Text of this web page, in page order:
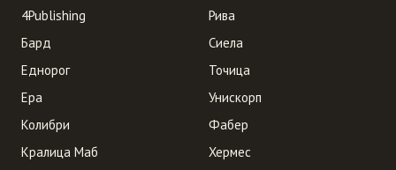
4Publishing
Бард
Еднорог
Ера
Колибри
Кралица Маб
Рива
Сиела
Точица
Унискорп
Фабер
Хермес